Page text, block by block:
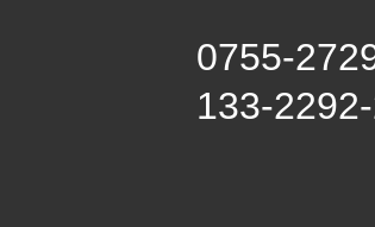
0755-
133-